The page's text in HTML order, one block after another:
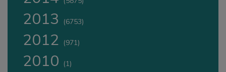
2013 (6753)
2012 (971)
2010 (1)